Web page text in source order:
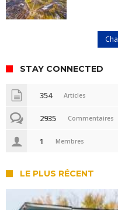
STAY CONNECTED
354 Articles
2935 Commentaires
1 Membres
LE PLUS RÉCENT